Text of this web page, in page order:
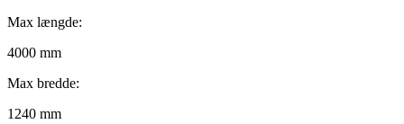
Max længde:
4000 mm
Max bredde:
1240 mm